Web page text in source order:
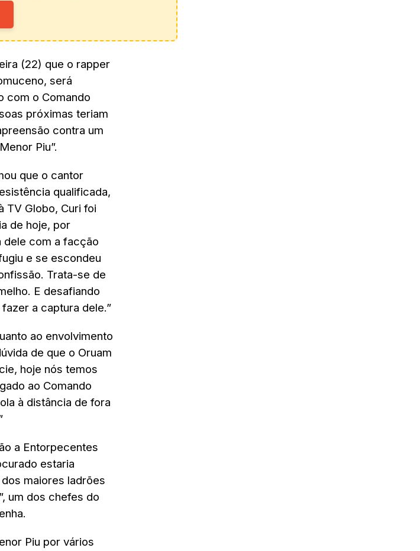
(22) que o rapper
será
com o Comando
próximas teriam
contra um
Piu”.
que o cantor
qualificada,
TV Globo, Curi foi
de hoje, por
dele com a facção
e se escondeu
Trata-se de
E desafiando
a captura dele.”
ao envolvimento
de que o Oruam
hoje nós temos
ao Comando
à distância de fora
a Entorpecentes
estaria
maiores ladrões
um dos chefes do
Piu por vários